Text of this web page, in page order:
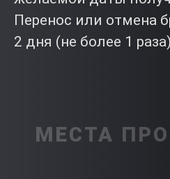
Перенос или отмена
2 дня (не более 1 раза)
МЕСТА